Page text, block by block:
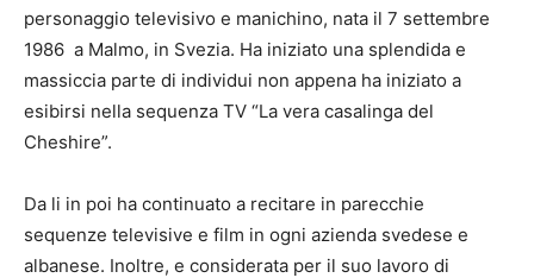
personaggio televisivo e manichino, nata il 7 settembre
1986 a Malmo, in Svezia. Ha iniziato una splendida e
massiccia parte di individui non appena ha iniziato a
esibirsi nella sequenza TV “La vera casalinga del
Cheshire”.
Da li in poi ha continuato a recitare in parecchie
sequenze televisive e film in ogni azienda svedese e
albanese. Inoltre, e considerata per il suo lavoro di